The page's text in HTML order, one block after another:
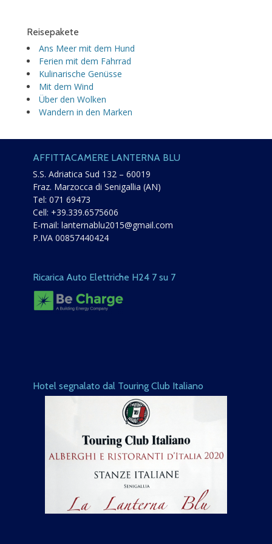
Reisepakete
Ans Meer mit dem Hund
Ferien mit dem Fahrrad
Kulinarische Genüsse
Mit dem Wind
Über den Wolken
Wandern in den Marken
AFFITTACAMERE LANTERNA BLU
S.S. Adriatica Sud 132 – 60019
Fraz. Marzocca di Senigallia (AN)
Tel: 071 69473
Cell: +39.339.6575606
E-mail: lanternablu2015@gmail.com
P.IVA 00857440424
Ricarica Auto Elettriche H24 7 su 7
Hotel segnalato dal Touring Club Italiano